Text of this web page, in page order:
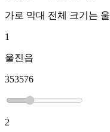
가로 막대 전체 크기는
1
울진읍
353576
2